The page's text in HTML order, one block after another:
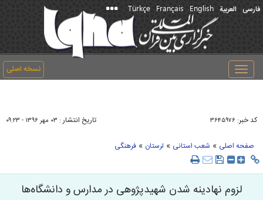
فارسی العربیة English
Français
Türkçe
نسخه اصلی
Toggle
navigation
کد خبر: ۳۶۴۵۹۷۶ تاریخ انتشار : ۰۳ مهر ۱۳۹۶ - ۰۹:۲۳
صفحه اصلی » شعب استانی » لرستان » فرهنگی
لزوم نهادینه شدن شهیدپژوهی در مدارس و دانشگاه‌ها